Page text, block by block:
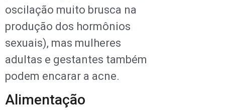
oscilação muito brusca na
produção dos hormônios
sexuais), mas mulheres
adultas e gestantes também
podem encarar a acne.
Alimentação